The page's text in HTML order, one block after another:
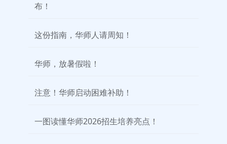
布！
这份指南，华师人请周知！
华师，放暑假啦！
注意！华师启动困难补助！
一图读懂华师2026招生培养亮点！